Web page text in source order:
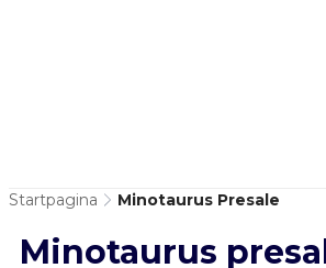
Startpagina Minotaurus Presale
Minotaurus